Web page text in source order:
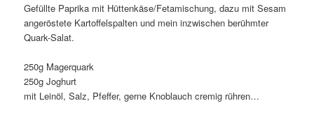
Gefüllte Paprika mit Hüttenkäse/Fetamischung, dazu mit Sesam
angeröstete Kartoffelspalten und mein inzwischen berühmter
Quark-Salat.
250g Magerquark
250g Joghurt
mit Leinöl, Salz, Pfeffer, gerne Knoblauch cremig rühren…